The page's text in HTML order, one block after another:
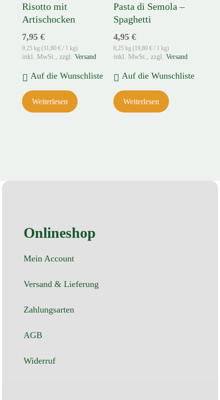
Risotto mit
Artischocken
7,95 €
0,25 kg (31,80 €/ 1 kg)
zzgl. Versand
Auf die Wunschliste
Weiterlesen
Pasta di Semola –
Spaghetti
4,95€
0,25 kg (19,80€ / 1 kg)
zzgl.Versand
Auf die Wunschliste
Weiterlesen
Onlineshop
Mein Account
Versand & Lieferung
Zahlungsarten
AGB
Widerruf